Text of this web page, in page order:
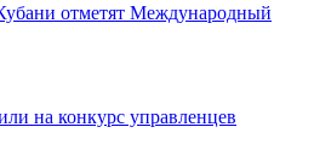
отметят Международный
на конкурс управленцев